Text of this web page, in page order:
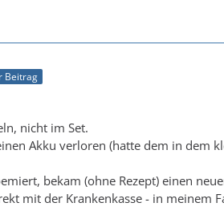
Beitrag
nicht im Set.
Akku verloren (hatte dem in dem
bekam (ohne Rezept) einen
mit der Krankenkasse - in meinem